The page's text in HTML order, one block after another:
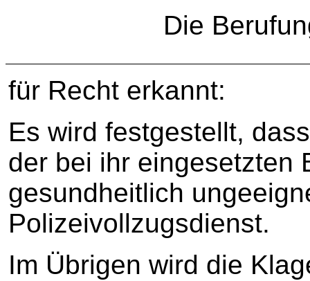
Die
für Recht erkannt:
Es wird festgestellt,
der bei ihr eingesetzten
gesundheitlich
Polizeivollzugsdienst.
Im Übrigen wird die